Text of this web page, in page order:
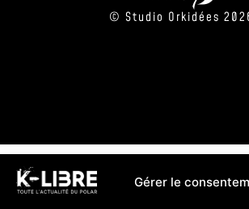
Gérer le
© Studio Orkidées